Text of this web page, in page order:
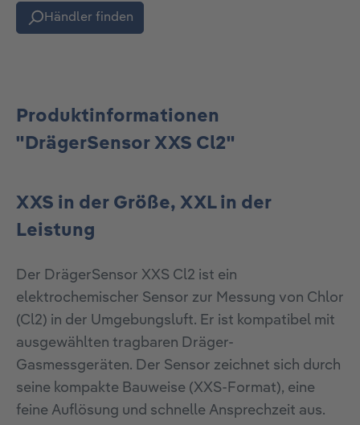
Händler finden
Produktinformationen
"DrägerSensor XXS Cl2"
XXS in der Größe, XXL in der
Leistung
Der DrägerSensor XXS Cl2 ist ein
elektrochemischer Sensor zur Messung von Chlor
(Cl2) in der Umgebungsluft. Er ist kompatibel mit
ausgewählten tragbaren Dräger-
Gasmessgeräten. Der Sensor zeichnet sich durch
seine kompakte Bauweise (XXS-Format), eine
feine Auflösung und schnelle Ansprechzeit aus.